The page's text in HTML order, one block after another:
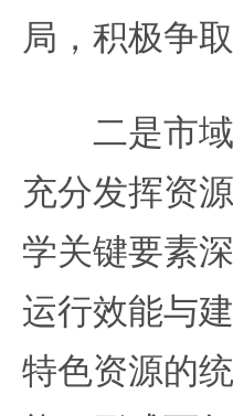
局，积极争
二是市域
充分发挥资
学关键要素
运行效能与
特色资源的